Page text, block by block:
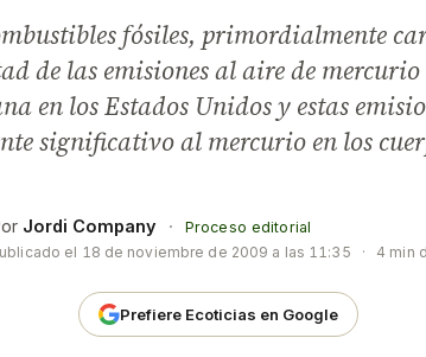
fósiles, primordialmente
de las emisiones al aire de
en los Estados Unidos y estas
significativo al mercurio en los
Jordi Company ·
Proceso editorial
el 18 de noviembre de 2009 a las 11:35 · 4 min
Prefiere Ecoticias en Google